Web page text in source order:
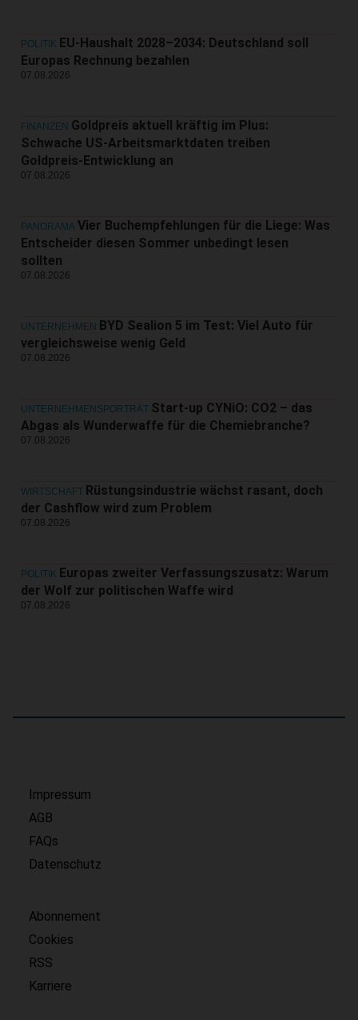
POLITIK EU-Haushalt 2028–2034: Deutschland soll
Europas Rechnung bezahlen
07.08.2026
FINANZEN Goldpreis aktuell kräftig im Plus:
Schwache US-Arbeitsmarktdaten treiben
Goldpreis-Entwicklung an
07.08.2026
PANORAMA Vier Buchempfehlungen für die Liege: Was
Entscheider diesen Sommer unbedingt lesen
sollten
07.08.2026
UNTERNEHMEN
BYD Sealion 5 im Test: Viel Auto für
vergleichsweise wenig Geld
07.08.2026
UNTERNEHMENSPORTRÄT Start-up CYNiO: CO2 – das
Abgas als Wunderwaffe für die Chemiebranche?
07.08.2026
WIRTSCHAFT Rüstungsindustrie wächst rasant, doch
der Cashflow wird zum Problem
07.08.2026
POLITIK Europas zweiter Verfassungszusatz: Warum
der Wolf zur politischen Waffe wird
07.08.2026
Impressum
AGB
FAQs
Datenschutz
Abonnement
Cookies
RSS
Karriere